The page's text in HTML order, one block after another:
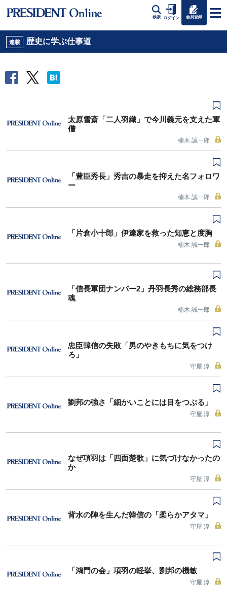
検索 ログイン 会員登録
連載 歴史に学ぶ仕事道
太原雪斎「二人羽織」で今川義元を支えた軍
僧
楠木 誠一郎
「豊臣秀長」秀吉の暴走を抑えた名フォロワ
ー
楠木 誠一郎
「片倉小十郎」伊達家を救った知恵と度胸
楠木 誠一郎
「信長軍団ナンバー2」丹羽長秀の総務部長
魂
楠木 誠一郎
忠臣韓信の失敗「男のやきもちに気をつけ
ろ」
守屋 淳
劉邦の強さ「細かいことには目をつぶる」
守屋 淳
なぜ項羽は「四面楚歌」に気づけなかったの
か
守屋 淳
背水の陣を生んだ韓信の「柔らかアタマ」
守屋 淳
「鴻門の会」項羽の軽挙、劉邦の機敏
守屋 淳